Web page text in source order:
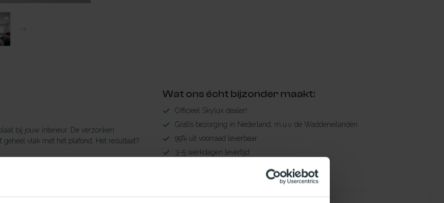
bij jouw interieur. De verzonken
vlak met het plafond. Het resultaat?
vierkante sets.
Wat ons écht bijzonder maakt:
Officieel Skylux dealer!
Gratis bezorging in Nederland, m.u.v. de Waddeneilanden
99% uit voorraad leverbaar
3-5 werkdagen levertijd
Maak jouw bestelling compleet!